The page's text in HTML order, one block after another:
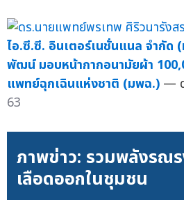
ไอ.ซี.ซี. อินเตอร์เนชั่นแนล จำกัด
พัฒน์ มอบหน้ากากอนามัยผ้า
แพทย์ฉุกเฉินแห่งชาติ (มพฉ.) —
63
ภาพข่าว: รวมพลังรณ
เลือดออกในชุมชน